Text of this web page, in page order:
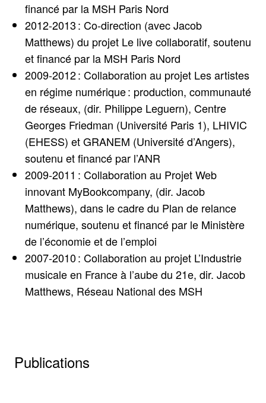
financé par la MSH Paris Nord
2012-2013 : Co-direction (avec Jacob
Matthews) du projet Le live collaboratif, soutenu
et financé par la MSH Paris Nord
2009-2012 : Collaboration au projet Les artistes
en régime numérique : production, communauté
de réseaux, (dir. Philippe Leguern), Centre
Georges Friedman (Université Paris 1), LHIVIC
(EHESS) et GRANEM (Université d’Angers),
soutenu et financé par l’ANR
2009-2011 : Collaboration au Projet Web
innovant MyBookcompany, (dir. Jacob
Matthews), dans le cadre du Plan de relance
numérique, soutenu et financé par le Ministère
de l’économie et de l’emploi
2007-2010 : Collaboration au projet L’Industrie
musicale en France à l’aube du 21e, dir. Jacob
Matthews, Réseau National des MSH
Publications